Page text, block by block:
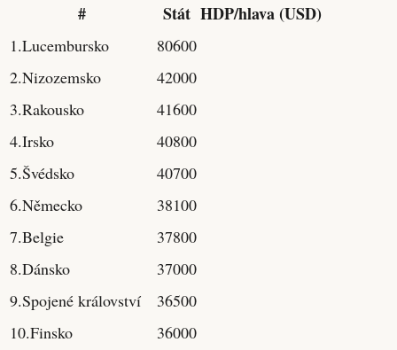
# Stát HDP/hlava (USD)
1.Lucembursko
80600
2.Nizozemsko
42000
3.Rakousko
41600
4.Irsko
40800
5.Švédsko
40700
6.Německo
38100
7.Belgie
37800
8.Dánsko
37000
9.Spojené království
36500
10.Finsko
36000